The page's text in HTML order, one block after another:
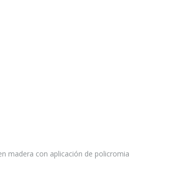
madera con aplicación de policromia